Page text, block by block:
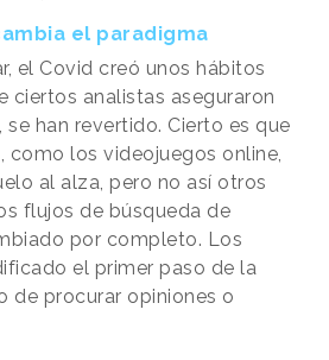
el paradigma
el Covid creó unos hábitos
ciertos analistas aseguraron
se han revertido. Cierto es que
como los videojuegos online,
al alza, pero no así otros
flujos de búsqueda de
por completo. Los
el primer paso de la
de procurar opiniones o